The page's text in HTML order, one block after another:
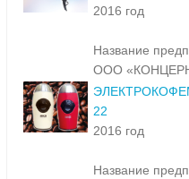
2016 год
Название
ООО
22
2016 год
Название